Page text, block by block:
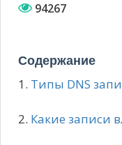
94267
Содержание
1. Типы DNS
2. Какие записи